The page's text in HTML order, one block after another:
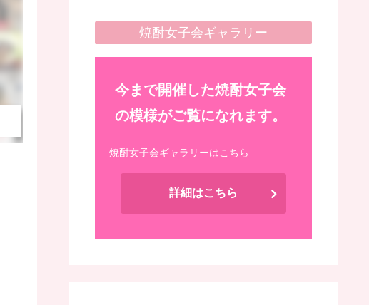
焼酎女子会ギャラリー
今まで開催した焼酎女子会
の模様がご覧になれます。
焼酎女子会ギャラリーはこちら
詳細はこちら